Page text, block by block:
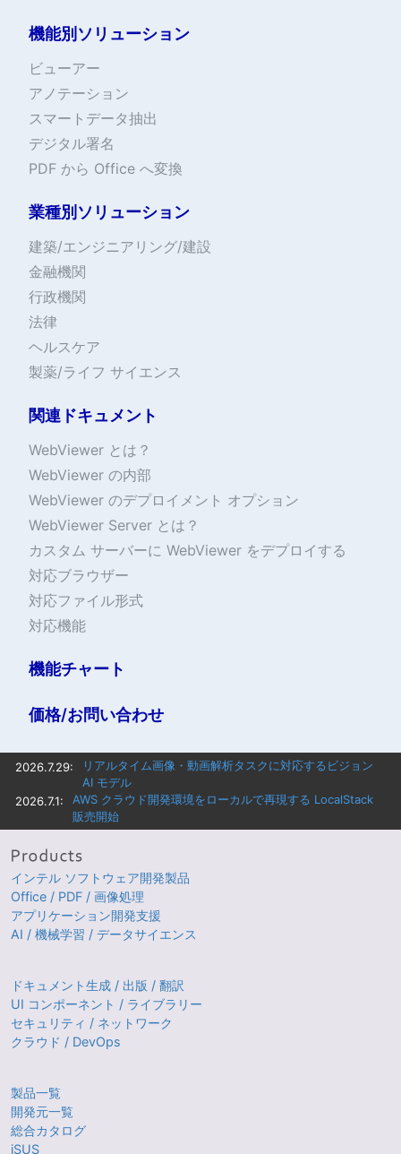
機能別ソリューション
ビューアー
アノテーション
スマートデータ抽出
デジタル署名
PDF から Office へ変換
業種別ソリューション
建築/エンジニアリング/建設
金融機関
行政機関
法律
ヘルスケア
製薬/ライフ サイエンス
関連ドキュメント
WebViewer とは？
WebViewer の内部
WebViewer のデプロイメント オプション
WebViewer Server とは？
カスタム サーバーに WebViewer をデプロイする
対応ブラウザー
対応ファイル形式
対応機能
機能チャート
価格/お問い合わせ
2026.7.29:
リアルタイム画像・動画解析タスクに対応するビジョン
AI モデル
2026.7.1:
AWS クラウド開発環境をローカルで再現する LocalStack
販売開始
インテル ソフトウェア開発製品
Office / PDF / 画像処理
アプリケーション開発支援
AI / 機械学習 / データサイエンス
ドキュメント生成 / 出版 / 翻訳
UI コンポーネント / ライブラリー
セキュリティ / ネットワーク
クラウド / DevOps
製品一覧
開発元一覧
総合カタログ
iSUS